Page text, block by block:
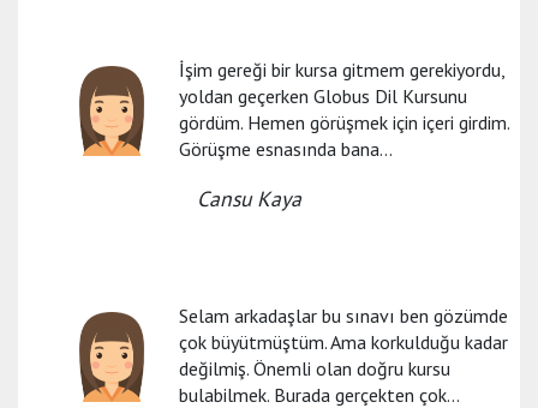
İşim gereği bir kursa gitmem gerekiyordu,
yoldan geçerken Globus Dil Kursunu
gördüm. Hemen görüşmek için içeri girdim.
Görüşme esnasında bana...
Cansu Kaya
Selam arkadaşlar bu sınavı ben gözümde
çok büyütmüştüm. Ama korkulduğu kadar
değilmiş. Önemli olan doğru kursu
bulabilmek. Burada gerçekten çok...